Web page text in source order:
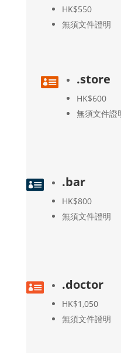
HK$550
無須文件證明
 .store
HK$600
無須文件證
 .bar
HK$800
無須文件證明
 .doctor
HK$1,050
無須文件證明